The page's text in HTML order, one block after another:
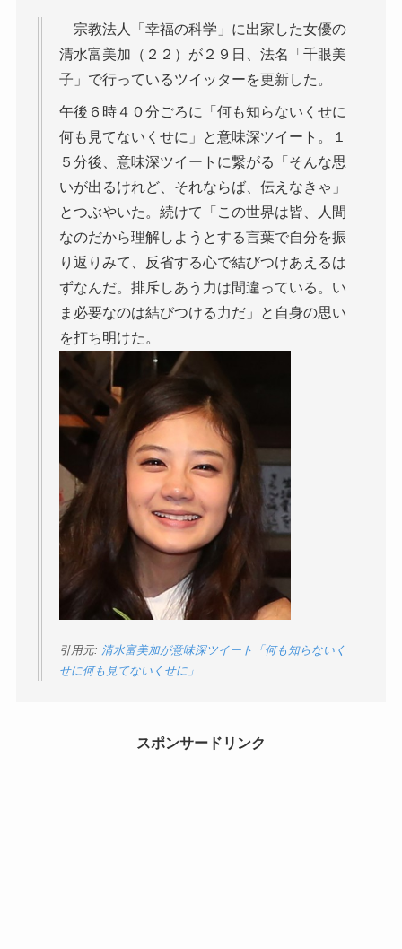
宗教法人「幸福の科学」に出家した女優の
清水富美加（２２）が２９日、法名「千眼美
子」で行っているツイッターを更新した。
午後６時４０分ごろに「何も知らないくせに
何も見てないくせに」と意味深ツイート。１
５分後、意味深ツイートに繋がる「そんな思
いが出るけれど、それならば、伝えなきゃ」
とつぶやいた。続けて「この世界は皆、人間
なのだから理解しようとする言葉で自分を振
り返りみて、反省する心で結びつけあえるは
ずなんだ。排斥しあう力は間違っている。い
ま必要なのは結びつける力だ」と自身の思い
を打ち明けた。
引用元: 清水富美加が意味深ツイート「何も知らないく
せに何も見てないくせに」
スポンサードリンク